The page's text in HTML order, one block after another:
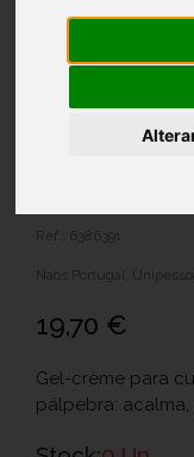
Ref.: 6386391
Naos Portugal,
19,70 €
Gel-crème para
pálpebra: